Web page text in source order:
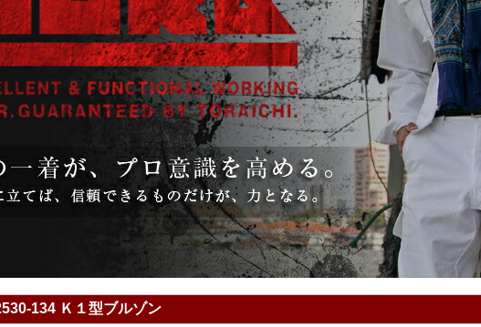
134 Ｋ１型ブルゾン